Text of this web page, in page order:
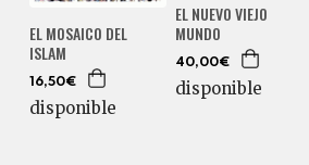
EL MOSAICO DEL
ISLAM
16,50€
disponible
EL NUEVO VIEJO
MUNDO
40,00€
disponible